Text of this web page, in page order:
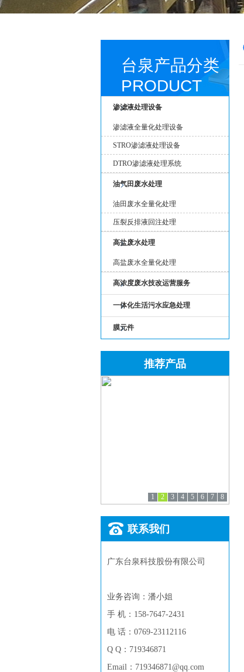
台泉产品分类
PRODUCT
渗滤液处理设备
渗滤液全量化处理设备
STRO渗滤液处理设备
DTRO渗滤液处理系统
油气田废水处理
油田废水全量化处理
压裂反排液回注处理
高盐废水处理
高盐废水全量化处理
高浓度废水技改运营服务
一体化生活污水应急处理
膜元件
推荐产品
1 2 3 4 5 6 7 8
联系我们
广东台泉科技股份有限公司
业务咨询：潘小姐
手 机：158-7647-2431
电 话：0769-23112116
Q Q：719346871
Email：719346871@qq.com